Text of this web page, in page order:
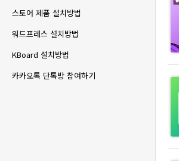
스토어 제품 설치방법
워드프레스 설치방법
KBoard 설치방법
카카오톡 단톡방 참여하기